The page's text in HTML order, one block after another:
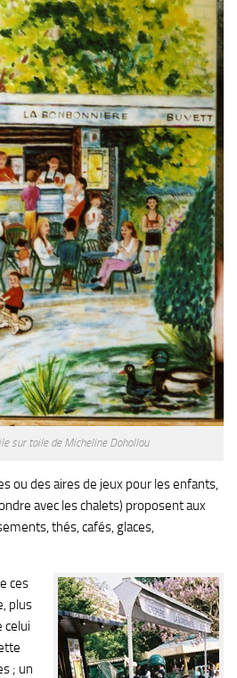
sur toile de Micheline Dohollou
ou des aires de jeux pour les enfants,
avec les chalets) proposent aux
thés, cafés, glaces,
ces
plus
celui
; un